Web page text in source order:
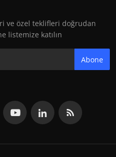
ve özel teklifleri doğrudan
listemize katılın
Abone